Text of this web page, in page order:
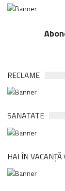
RECLAME
SANATATE
HAI ÎN